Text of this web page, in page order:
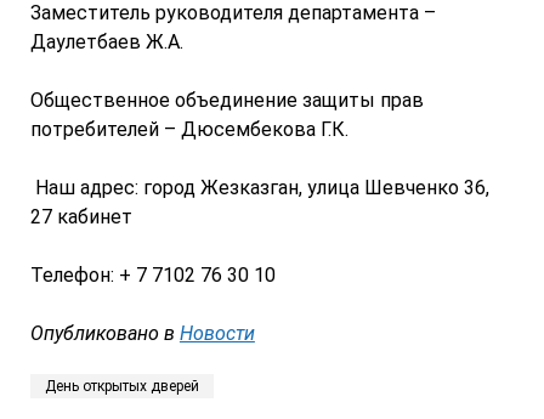
Заместитель руководителя департамента –
Даулетбаев Ж.А.
Общественное объединение защиты прав
потребителей – Дюсембекова Г.К.
Наш адрес: город Жезказган, улица Шевченко 36,
27 кабинет
Телефон: + 7 7102 76 30 10
Опубликовано в Новости
День открытых дверей